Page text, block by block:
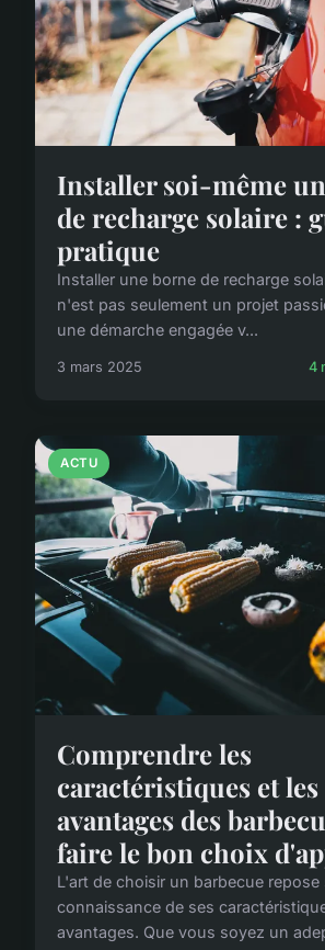
Installer soi-même
de recharge solaire :
pratique
Installer une borne de recharge
n'est pas seulement un projet
une démarche engagée v...
3 mars 2025 4
ACTU
Comprendre les
caractéristiques et les
avantages des
faire le bon choix
L'art de choisir un barbecue repose
connaissance de ses
avantages. Que vous soyez un